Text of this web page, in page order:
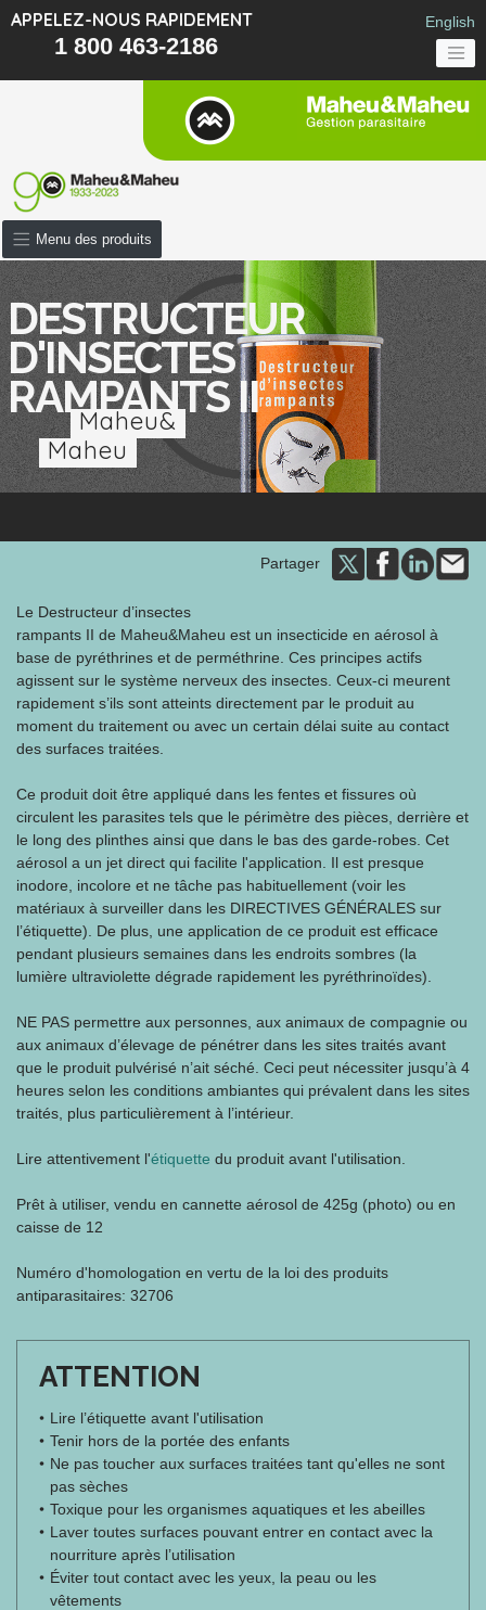
APPELEZ-NOUS RAPIDEMENT
1 800 463-2186
English
Maheu&
Maheu
DESTRUCTEUR
D'INSECTES
RAMPANTS II
Menu des produits
Partager
Le Destructeur d’insectes
rampants II de Maheu&Maheu est un insecticide en aérosol à
base de pyréthrines et de perméthrine. Ces principes actifs
agissent sur le système nerveux des insectes. Ceux-ci meurent
rapidement s’ils sont atteints directement par le produit au
moment du traitement ou avec un certain délai suite au contact
des surfaces traitées.
Ce produit doit être appliqué dans les fentes et fissures où
circulent les parasites tels que le périmètre des pièces, derrière et
le long des plinthes ainsi que dans le bas des garde-robes. Cet
aérosol a un jet direct qui facilite l'application. Il est presque
inodore, incolore et ne tâche pas habituellement (voir les
matériaux à surveiller dans les DIRECTIVES GÉNÉRALES sur
l’étiquette). De plus, une application de ce produit est efficace
pendant plusieurs semaines dans les endroits sombres (la
lumière ultraviolette dégrade rapidement les pyréthrinoïdes).
NE PAS permettre aux personnes, aux animaux de compagnie ou
aux animaux d’élevage de pénétrer dans les sites traités avant
que le produit pulvérisé n’ait séché. Ceci peut nécessiter jusqu’à 4
heures selon les conditions ambiantes qui prévalent dans les sites
traités, plus particulièrement à l’intérieur.
Lire attentivement l'étiquette du produit avant l'utilisation.
Prêt à utiliser, vendu en cannette aérosol de 425g (photo) ou en
caisse de 12
Numéro d'homologation en vertu de la loi des produits
antiparasitaires: 32706
ATTENTION
Lire l’étiquette avant l'utilisation
Tenir hors de la portée des enfants
Ne pas toucher aux surfaces traitées tant qu'elles ne sont
pas sèches
Toxique pour les organismes aquatiques et les abeilles
Laver toutes surfaces pouvant entrer en contact avec la
nourriture après l’utilisation
Éviter tout contact avec les yeux, la peau ou les
vêtements